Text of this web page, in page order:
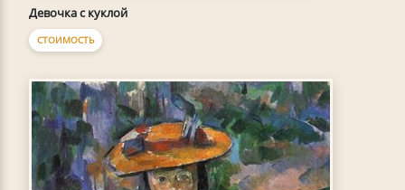
Девочка с куклой
СТОИМОСТЬ